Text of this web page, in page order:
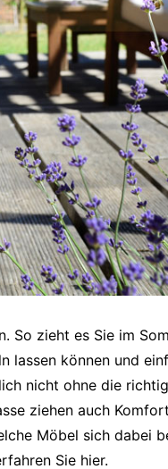
So zieht es Sie im
lassen können und
nicht ohne die
ziehen auch
Möbel sich dabei
Sie hier.